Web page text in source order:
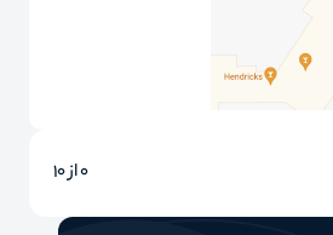
0 از 10